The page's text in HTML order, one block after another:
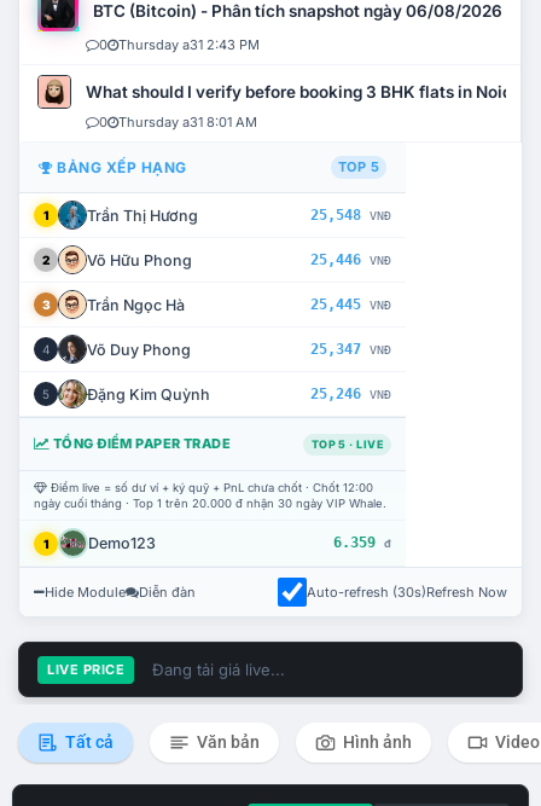
BTC (Bitcoin) - Phân tích snapshot ngày 06/08/2026
0 Thursday a31 2:43 PM
What should I verify before booking 3 BHK flats in Noida?
0 Thursday a31 8:01 AM
BẢNG XẾP HẠNG TOP 5
1 Trần Thị Hương 25,548 VNĐ
2 Võ Hữu Phong 25,446 VNĐ
3 Trần Ngọc Hà 25,445 VNĐ
4 Võ Duy Phong 25,347 VNĐ
5 Đặng Kim Quỳnh 25,246 VNĐ
TỔNG ĐIỂM PAPER TRADE TOP 5 · LIVE
Điểm live = số dư ví + ký quỹ + PnL chưa chốt · Chốt 12:00
ngày cuối tháng · Top 1 trên 20.000 đ nhận 30 ngày VIP Whale.
1 Demo123 6.359 đ
Hide Module Diễn đàn Auto-refresh (30s)Refresh Now
LIVE PRICE Đang tải giá live...
Tất cả Văn bản Hình ảnh Video